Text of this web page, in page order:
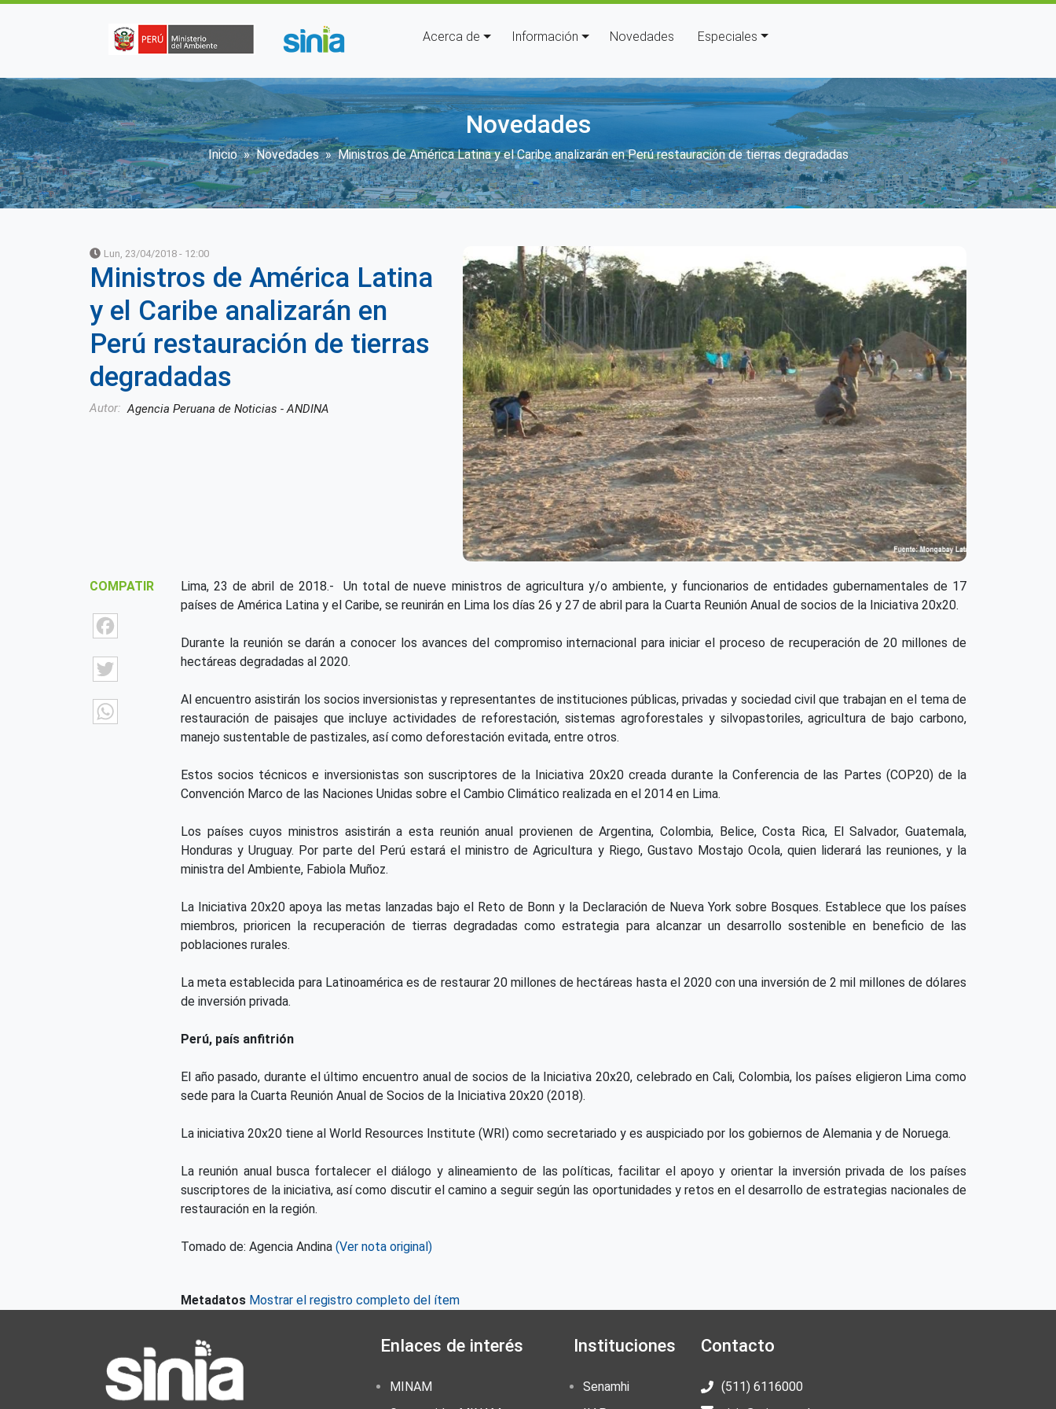
Navegación principal
Acerca de Información Novedades Especiales
Novedades
Sobrescribir enlaces de ayuda a la navegación
Inicio Novedades Ministros de América Latina y el Caribe analizarán en Perú restauración de tierras degradadas
Lun, 23/04/2018 - 12:00
Ministros de América Latina
y el Caribe analizarán en
Perú restauración de tierras
degradadas
Autor Agencia Peruana de Noticias - ANDINA
COMPATIR
Twitter
WhatsApp
Lima, 23 de abril de 2018.- Un total de nueve ministros de agricultura y/o ambiente, y funcionarios de entidades gubernamentales de 17
países de América Latina y el Caribe, se reunirán en Lima los días 26 y 27 de abril para la Cuarta Reunión Anual de socios de la Iniciativa 20x20.
Durante la reunión se darán a conocer los avances del compromiso internacional para iniciar el proceso de recuperación de 20 millones de
hectáreas degradadas al 2020.
Al encuentro asistirán los socios inversionistas y representantes de instituciones públicas, privadas y sociedad civil que trabajan en el tema de
restauración de paisajes que incluye actividades de reforestación, sistemas agroforestales y silvopastoriles, agricultura de bajo carbono,
manejo sustentable de pastizales, así como deforestación evitada, entre otros.
Estos socios técnicos e inversionistas son suscriptores de la Iniciativa 20x20 creada durante la Conferencia de las Partes (COP20) de la
Convención Marco de las Naciones Unidas sobre el Cambio Climático realizada en el 2014 en Lima.
Los países cuyos ministros asistirán a esta reunión anual provienen de Argentina, Colombia, Belice, Costa Rica, El Salvador, Guatemala,
Honduras y Uruguay. Por parte del Perú estará el ministro de Agricultura y Riego, Gustavo Mostajo Ocola, quien liderará las reuniones, y la
ministra del Ambiente, Fabiola Muñoz.
La Iniciativa 20x20 apoya las metas lanzadas bajo el Reto de Bonn y la Declaración de Nueva York sobre Bosques. Establece que los países
miembros, prioricen la recuperación de tierras degradadas como estrategia para alcanzar un desarrollo sostenible en beneficio de las
poblaciones rurales.
La meta establecida para Latinoamérica es de restaurar 20 millones de hectáreas hasta el 2020 con una inversión de 2 mil millones de dólares
de inversión privada.
Perú, país anfitrión
El año pasado, durante el último encuentro anual de socios de la Iniciativa 20x20, celebrado en Cali, Colombia, los países eligieron Lima como
sede para la Cuarta Reunión Anual de Socios de la Iniciativa 20x20 (2018).
La iniciativa 20x20 tiene al World Resources Institute (WRI) como secretariado y es auspiciado por los gobiernos de Alemania y de Noruega.
La reunión anual busca fortalecer el diálogo y alineamiento de las políticas, facilitar el apoyo y orientar la inversión privada de los países
suscriptores de la iniciativa, así como discutir el camino a seguir según las oportunidades y retos en el desarrollo de estrategias nacionales de
restauración en la región.
Tomado de: Agencia Andina (Ver nota original)
Metadatos Mostrar el registro completo del ítem
Enlaces de interés
MINAM
Instituciones
Senamhi
Contacto
(511) 6116000